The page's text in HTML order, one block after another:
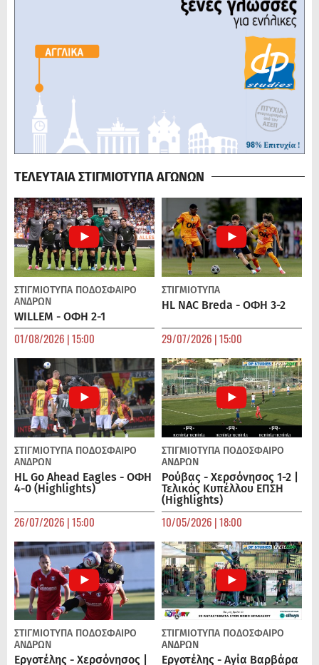
ΤΕΛΕΥΤΑΙΑ ΣΤΙΓΜΙΟΤΥΠΑ ΑΓΩΝΩΝ
ΣΤΙΓΜΙΟΤΥΠΑ ΠΟΔΌΣΦΑΙΡΟ
ΑΝΔΡΏΝ
WILLEM - ΟΦΗ 2-1
01/08/2026 | 15:00
ΣΤΙΓΜΙΟΤΥΠΑ
HL NAC Breda - ΟΦΗ 3-2
29/07/2026 | 15:00
ΣΤΙΓΜΙΟΤΥΠΑ ΠΟΔΌΣΦΑΙΡΟ
ΑΝΔΡΏΝ
HL Go Ahead Eagles - ΟΦΗ
4-0 (Highlights)
26/07/2026 | 15:00
ΣΤΙΓΜΙΟΤΥΠΑ ΠΟΔΌΣΦΑΙΡΟ
ΑΝΔΡΏΝ
Ρούβας - Χερσόνησος 1-2 |
Τελικός Κυπέλλου ΕΠΣΗ
(Highlights)
10/05/2026 | 18:00
ΣΤΙΓΜΙΟΤΥΠΑ ΠΟΔΌΣΦΑΙΡΟ
ΑΝΔΡΏΝ
Εργοτέλης - Χερσόνησος |
ΣΤΙΓΜΙΟΤΥΠΑ ΠΟΔΌΣΦΑΙΡΟ
ΑΝΔΡΏΝ
Εργοτέλης - Αγία Βαρβάρα